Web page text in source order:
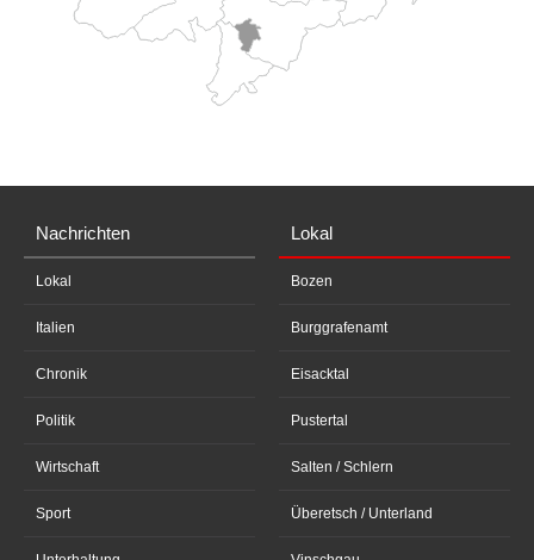
Nachrichten
Lokal
Italien
Chronik
Politik
Wirtschaft
Sport
Lokal
Bozen
Burggrafenamt
Eisacktal
Pustertal
Salten / Schlern
Überetsch / Unterland